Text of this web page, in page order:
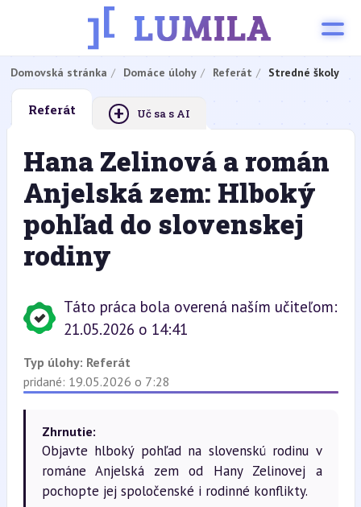
Domovská stránka Domáce úlohy Referát Stredné školy
Referát + Uč sa s AI
Hana Zelinová a román
Anjelská zem: Hlboký
pohľad do slovenskej
rodiny
Táto práca bola overená naším učiteľom:
21.05.2026 o 14:41
Typ úlohy: Referát
pridané: 19.05.2026 o 7:28
Zhrnutie:
Objavte hlboký pohľad na slovenskú rodinu v
románe Anjelská zem od Hany Zelinovej a
pochopte jej spoločenské i rodinné konflikty.